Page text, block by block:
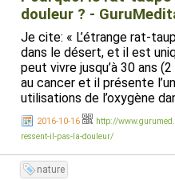
douleur ? -
Je cite: « L’étrange rat-
dans le désert, et il est
peut vivre jusqu’à 30 ans
au cancer et il présente
utilisations de l’oxygène
2016-10-16
http://
ressent-il-pas-la-douleur/
nature